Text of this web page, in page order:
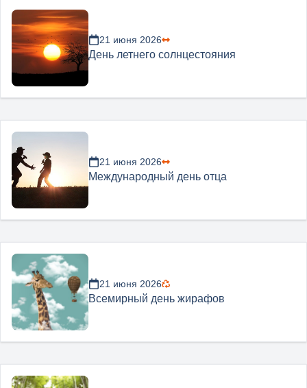
21 июня 2026
День летнего солнцестояния
21 июня 2026
Международный день отца
21 июня 2026
Всемирный день жирафов